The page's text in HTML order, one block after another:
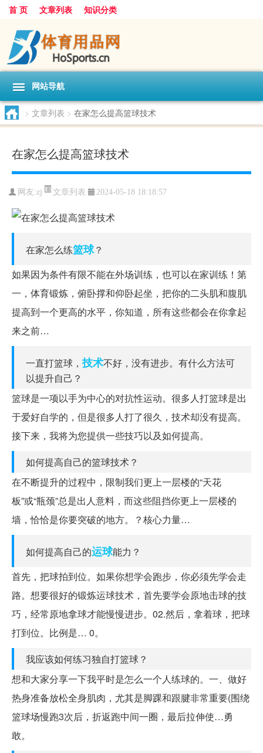
首 页 文章列表 知识分类
网站导航
> 文章列表 > 在家怎么提高篮球技术
在家怎么提高篮球技术
网友:zj 文章列表 2024-05-18 18:18:57
在家怎么练篮球？
如果因为条件有限不能在外场训练，也可以在家训练！第
一，体育锻炼，俯卧撑和仰卧起坐，把你的二头肌和腹肌
提高到一个更高的水平，你知道，所有这些都会在你拿起
来之前…
一直打篮球，技术不好，没有进步。有什么方法可
以提升自己？
篮球是一项以手为中心的对抗性运动。很多人打篮球是出
于爱好自学的，但是很多人打了很久，技术却没有提高。
接下来，我将为您提供一些技巧以及如何提高。
如何提高自己的篮球技术？
在不断提升的过程中，限制我们更上一层楼的“天花
板”或“瓶颈”总是出人意料，而这些阻挡你更上一层楼的
墙，恰恰是你要突破的地方。？核心力量…
如何提高自己的运球能力？
首先，把球拍到位。如果你想学会跑步，你必须先学会走
路。想要很好的锻炼运球技术，首先要学会原地击球的技
巧，经常原地拿球才能慢慢进步。02.然后，拿着球，把球
打到位。比例是… 0。
我应该如何练习独自打篮球？
想和大家分享一下我平时是怎么一个人练球的。一、做好
热身准备放松全身肌肉，尤其是脚踝和跟腱非常重要(围绕
篮球场慢跑3次后，折返跑中间一圈，最后拉伸使…勇
敢。